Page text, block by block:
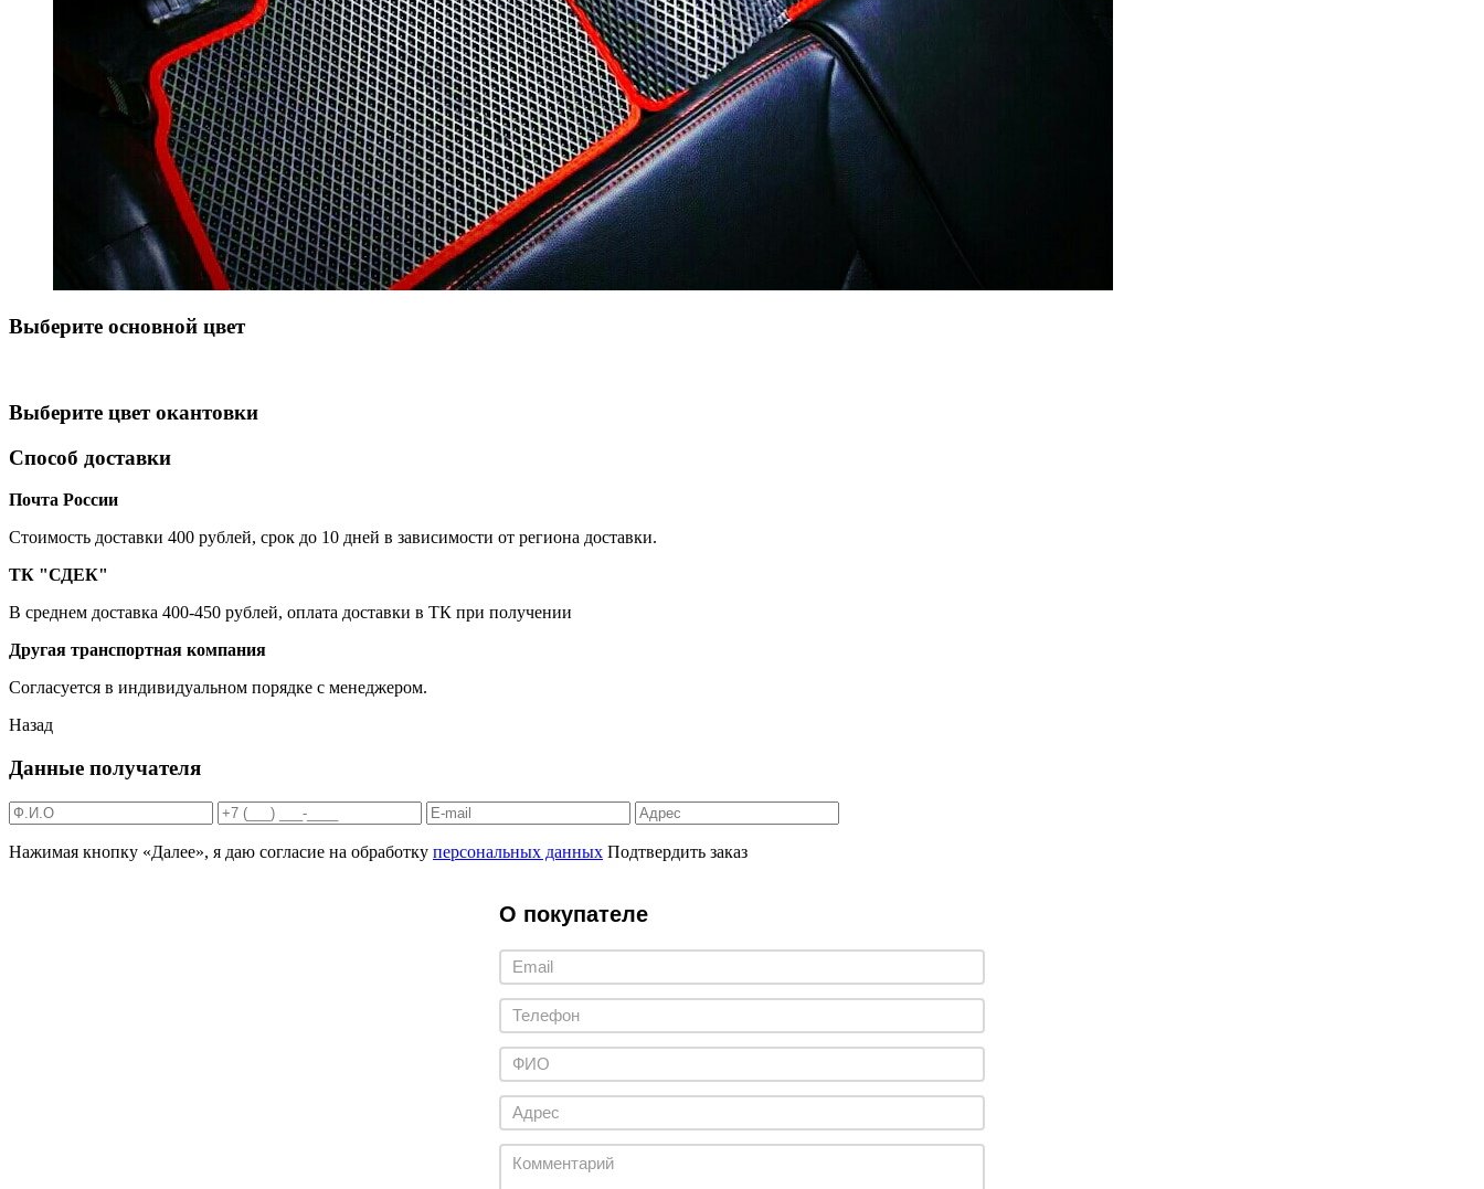
Выберите oсновной цвет
Выберите цвет окантовки
Способ доставки
Почта России
Cтоимость доставки 400 рублей, срок до 10 дней в зависимости от региона доставки.
ТК "СДЕК"
В среднем доставка 400-450 рублей, оплата доставки в ТК при получении
Другая транспортная компания
Согласуется в индивидуальном порядке с менеджером.
Назад
Данные получателя
Нажимая кнопку «Далее», я даю согласие на обработку персональных данных Подтвердить заказ
О покупателе